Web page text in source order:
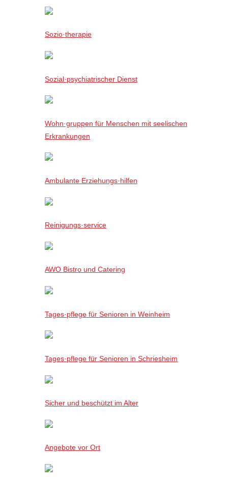
Sozio·therapie
Sozial·psychiatrischer Dienst
Wohn·gruppen für Menschen mit seelischen
Erkrankungen
Ambulante Erziehungs·hilfen
Reinigungs·service
AWO Bistro und Catering
Tages·pflege für Senioren in Weinheim
Tages·pflege für Senioren in Schriesheim
Sicher und beschützt im Alter
Angebote vor Ort